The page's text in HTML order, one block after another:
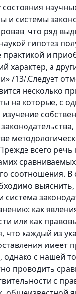
состояния
и системы
что ряд
гипотез
практикой и
характер, а
/13/.Следует
несколько
на которые, с
всего речь
соотношения. В
выяснить,
система
как
или как
что каждый из
имеет
однако с нашей
проводить
с